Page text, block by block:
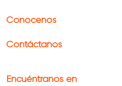
Conócenos
Contáctanos
Encuéntranos en